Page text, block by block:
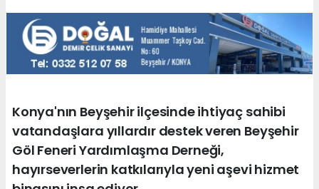
Konya'nın Beyşehir ilçesinde ihtiyaç sahibi
vatandaşlara yıllardır destek veren Beyşehir
Göl Feneri Yardımlaşma Derneği,
hayırseverlerin katkılarıyla yeni aşevi hizmet